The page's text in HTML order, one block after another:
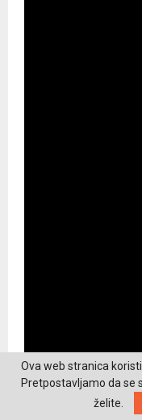
Ova web stranica
Pretpostavljamo da se
želite.